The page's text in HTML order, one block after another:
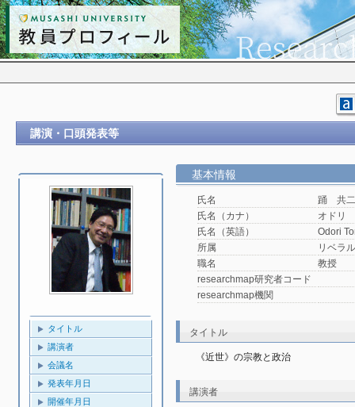
講演・口頭発表等
タイトル
講演者
会議名
発表年月日
開催年月日
基本情報
氏名
踊 共二
氏名（カナ）
オドリ
氏名（英語）
Odori
所属
リベラ
職名
教授
researchmap研究者コード
researchmap機関
タイトル
《近世》の宗教と政治
講演者